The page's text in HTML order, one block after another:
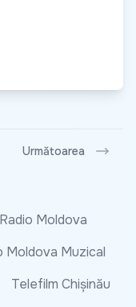
Următoarea
Radio Moldova
Moldova Muzical
Telefilm Chișinău